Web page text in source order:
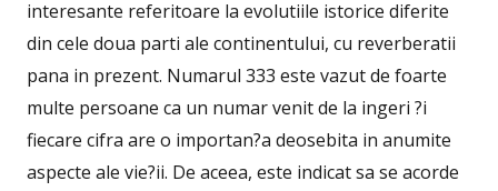
interesante referitoare la evolutiile istorice diferite
din cele doua parti ale continentului, cu reverberatii
pana in prezent. Numarul 333 este vazut de foarte
multe persoane ca un numar venit de la ingeri ?i
fiecare cifra are o importan?a deosebita in anumite
aspecte ale vie?ii. De aceea, este indicat sa se acorde